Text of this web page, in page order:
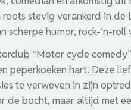
stevig verankerd in
scherpe humor, rock-‘n-
“Motor cycle
peperkoeken hart. Deze
te verweven in zijn
de bocht, maar altijd met